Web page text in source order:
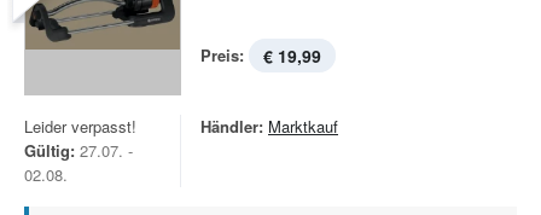
Preis: € 19,99
Leider verpasst!
Gültig: 27.07. -
02.08.
Händler: Marktkauf